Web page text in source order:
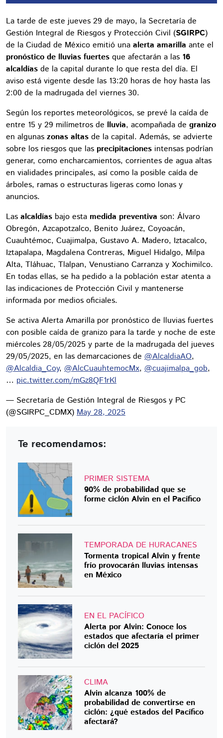
La tarde de este jueves 29 de mayo, la Secretaría de
Gestión Integral de Riesgos y Protección Civil (SGIRPC)
de la Ciudad de México emitió una alerta amarilla ante el
pronóstico de lluvias fuertes que afectarán a las 16
alcaldías de la capital durante lo que resta del día. El
aviso está vigente desde las 13:20 horas de hoy hasta las
2:00 de la madrugada del viernes 30.
Según los reportes meteorológicos, se prevé la caída de
entre 15 y 29 milímetros de lluvia, acompañada de granizo
en algunas zonas altas de la capital. Además, se advierte
sobre los riesgos que las precipitaciones intensas podrían
generar, como encharcamientos, corrientes de agua altas
en vialidades principales, así como la posible caída de
árboles, ramas o estructuras ligeras como lonas y
anuncios.
Las alcaldías bajo esta medida preventiva son: Álvaro
Obregón, Azcapotzalco, Benito Juárez, Coyoacán,
Cuauhtémoc, Cuajimalpa, Gustavo A. Madero, Iztacalco,
Iztapalapa, Magdalena Contreras, Miguel Hidalgo, Milpa
Alta, Tláhuac, Tlalpan, Venustiano Carranza y Xochimilco.
En todas ellas, se ha pedido a la población estar atenta a
las indicaciones de Protección Civil y mantenerse
informada por medios oficiales.
Se activa Alerta Amarilla por pronóstico de lluvias fuertes
con posible caída de granizo para la tarde y noche de este
miércoles 28/05/2025 y parte de la madrugada del jueves
29/05/2025, en las demarcaciones de @AlcaldiaAO,
@Alcaldia_Coy, @AlcCuauhtemocMx, @cuajimalpa_gob,
… pic.twitter.com/mGz8QF1rKl
— Secretaría de Gestión Integral de Riesgos y PC
(@SGIRPC_CDMX) May 28, 2025
Te recomendamos:
PRIMER SISTEMA
90% de probabilidad que se
forme ciclón Alvin en el Pacífico
TEMPORADA DE HURACANES
Tormenta tropical Alvin y frente
frío provocarán lluvias intensas
en México
EN EL PACÍFICO
Alerta por Alvin: Conoce los
estados que afectaría el primer
ciclón del 2025
CLIMA
Alvin alcanza 100% de
probabilidad de convertirse en
ciclón: ¿qué estados del Pacífico
afectará?